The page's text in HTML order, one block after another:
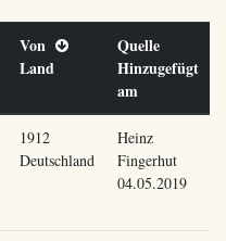
Von
Land
Quelle
Hinzugefügt
am
1912
Deutschland
Heinz
Fingerhut
04.05.2019